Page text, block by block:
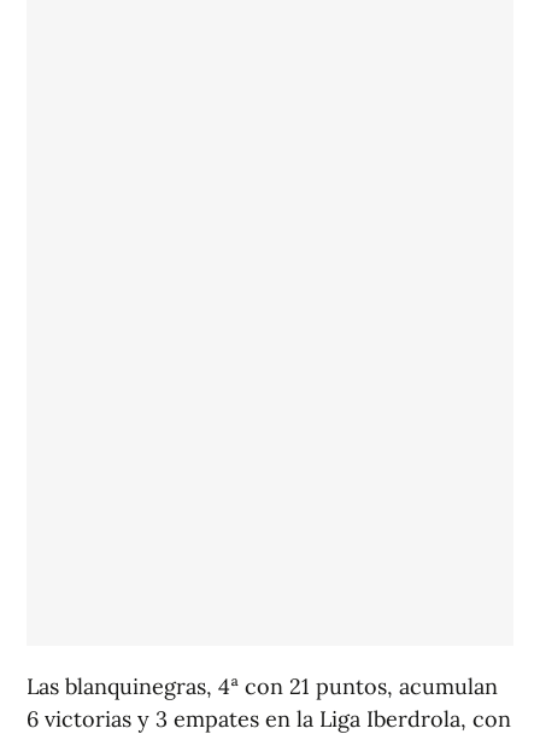
Las blanquinegras, 4ª con 21 puntos, acumulan
6 victorias y 3 empates en la Liga Iberdrola, con